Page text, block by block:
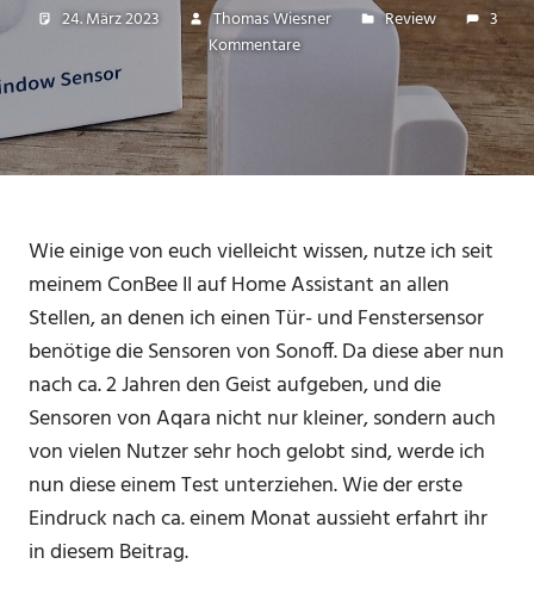
24. März 2023 Thomas Wiesner Review
3
Kommentare
Wie einige von euch vielleicht wissen, nutze ich seit
meinem ConBee II auf Home Assistant an allen
Stellen, an denen ich einen Tür- und Fenstersensor
benötige die Sensoren von Sonoff. Da diese aber nun
nach ca. 2 Jahren den Geist aufgeben, und die
Sensoren von Aqara nicht nur kleiner, sondern auch
von vielen Nutzer sehr hoch gelobt sind, werde ich
nun diese einem Test unterziehen. Wie der erste
Eindruck nach ca. einem Monat aussieht erfahrt ihr
in diesem Beitrag.